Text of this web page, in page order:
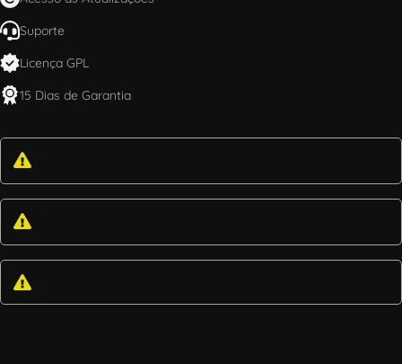
Suporte
Licença GPL
15 Dias de Garantia